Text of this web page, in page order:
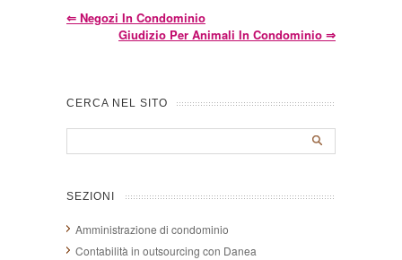
⇐ Negozi In Condominio
Giudizio Per Animali In Condominio ⇒
CERCA NEL SITO
SEZIONI
Amministrazione di condominio
Contabilità in outsourcing con Danea